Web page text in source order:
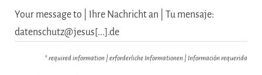
Your message to | Ihre Nachricht an | Tu mensaje:
datenschutz@jesus[...].de
* required information | erforderliche Informationen | Información requerida